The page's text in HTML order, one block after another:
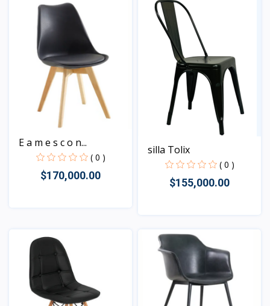
E a m e s c o n...
( 0 )
$170,000.00
silla Tolix
( 0 )
$155,000.00